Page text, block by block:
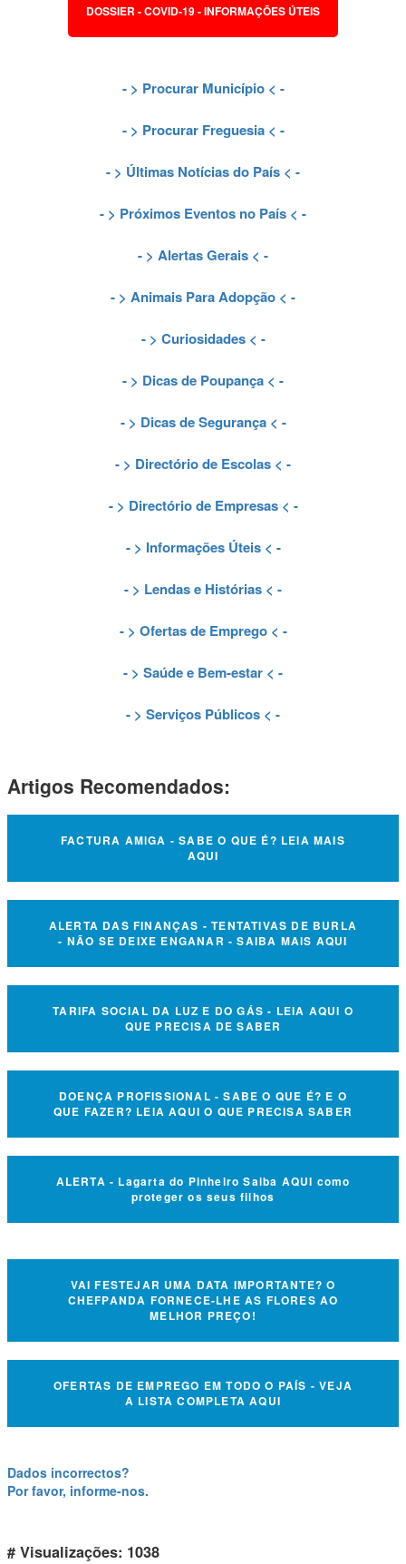
DOSSIER - COVID-19 - INFORMAÇÕES ÚTEIS
- > Procurar Município< -
- > Procurar Freguesia< -
- > Últimas Notícias do País < -
- > Próximos Eventos no País < -
- > Alertas Gerais < -
- > Animais Para Adopção < -
- > Curiosidades< -
- > Dicas de Poupança < -
- > Dicas de Segurança< -
- > Directório de Escolas < -
- > Directório de Empresas< -
- > Informações Úteis< -
- > Lendas e Histórias < -
- > Ofertas de Emprego< -
- > Saúde e Bem-estar < -
- > Serviços Públicos < -
Artigos Recomendados:
FACTURA AMIGA - SABE O QUE É? LEIA MAIS
AQUI
ALERTA DAS FINANÇAS - TENTATIVAS DE BURLA
- NÃO SE DEIXE ENGANAR - SAIBA MAIS AQUI
TARIFA SOCIAL DA LUZ E DO GÁS - LEIA AQUI O
QUE PRECISA DE SABER
DOENÇA PROFISSIONAL - SABE O QUE É? E O
QUE FAZER? LEIA AQUI O QUE PRECISA SABER
ALERTA - Lagarta do Pinheiro Saiba AQUI como
proteger os seus filhos
VAI FESTEJAR UMA DATA IMPORTANTE? O
CHEFPANDA FORNECE-LHE AS FLORES AO
MELHOR PREÇO!
OFERTAS DE EMPREGO EM TODO O PAÍS - VEJA
A LISTA COMPLETA AQUI
Dados incorrectos?
Por favor, informe-nos.
# Visualizações: 1038